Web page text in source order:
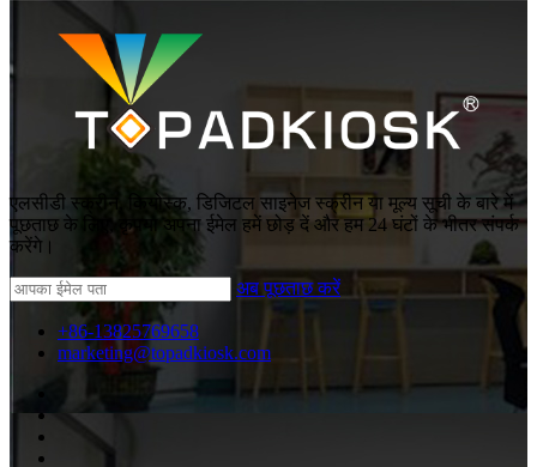
एलसीडी स्क्रीन, कियोस्क, डिजिटल साइनेज स्क्रीन या मूल्य सूची के बारे में
पूछताछ के लिए, कृपया अपना ईमेल हमें छोड़ दें और हम 24 घंटों के भीतर संपर्क
करेंगे।
अब पूछताछ करें
+86-13825769658
marketing@topadkiosk.com